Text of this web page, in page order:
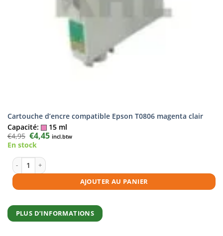
Cartouche d’encre compatible Epson T0806 magenta clair
Capacité:
15 ml
€4,95 Le
prix
initial
€4,95.
€4,45Le
prix
incl.btw
En stock
quantité de Cartouche d'encre compatible Epson T0806 magenta clair
AJOUTER AU PANIER
PLUS D’INFORMATIONS